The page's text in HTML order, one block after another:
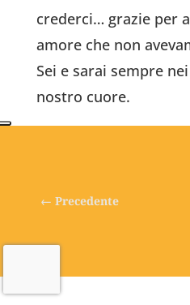
crederci… grazie per
amore che non
Sei e sarai sempre
nostro cuore.
← Precedente